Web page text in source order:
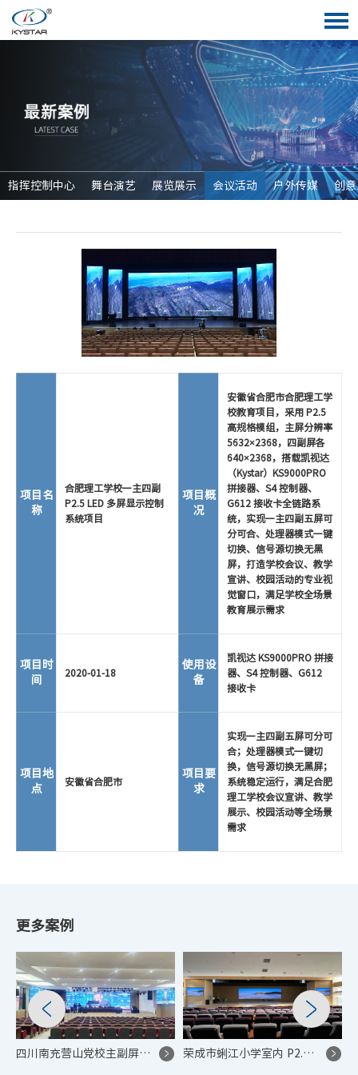
指挥控制中心 舞台演艺 展览展示 会议活动 户外传媒 创
项目名
称
合肥理工学校一主四副
P2.5 LED 多屏显示控制
系统项目
项目概
况
安徽省合肥市合肥理工学
校教育项目，采用 P2.5
高规格模组，主屏分辨率
5632×2368，四副屏各
640×2368，搭载凯视达
（Kystar）KS9000PRO
拼接器、S4 控制器、
G612 接收卡全链路系
统，实现一主四副五屏可
分可合、处理器模式一键
切换、信号源切换无黑
屏，打造学校会议、教学
宣讲、校园活动的专业视
觉窗口，满足学校全场景
教育展示需求
项目时
间
2020-01-18
使用设
备
凯视达 KS9000PRO 拼接
器、S4 控制器、G612
接收卡
项目地
点
安徽省合肥市
项目要
求
实现一主四副五屏可分可
合；处理器模式一键切
换，信号源切换无黑屏；
系统稳定运行，满足合肥
理工学校会议宣讲、教学
展示、校园活动等全场景
需求
更多案例
四川南充营山党校主副屏同步 LED 显示屏控制系统项目 荣成市蜊江小学室内 P2.5 LED 教学展示项目